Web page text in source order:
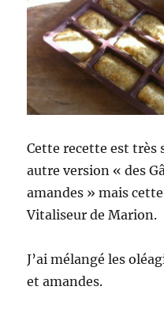
Cette recette est très
autre version « des
amandes » mais
Vitaliseur de Marion.
J’ai mélangé les
et amandes.